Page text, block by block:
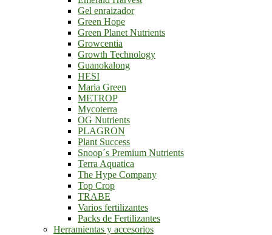
Gel enraizador
Green Hope
Green Planet Nutrients
Growcentia
Growth Technology
Guanokalong
HESI
Maria Green
METROP
Mycoterra
OG Nutrients
PLAGRON
Plant Success
Snoop´s Premium Nutrients
Terra Aquatica
The Hype Company
Top Crop
TRABE
Varios fertilizantes
Packs de Fertilizantes
Herramientas y accesorios